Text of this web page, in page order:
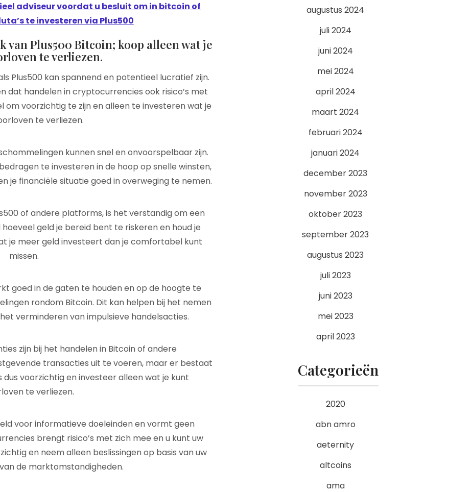
adviseur voordat u besluit om in bitcoin of
te investeren via Plus500
Plus500 Bitcoin; koop alleen wat je
te verliezen.
Plus500 kan spannend en potentieel lucratief zijn.
dat handelen in cryptocurrencies ook risico’s met
om voorzichtig te zijn en alleen te investeren wat je
te verliezen.
kunnen snel en onvoorspelbaar zijn.
te investeren in de hoop op snelle winsten,
je financiële situatie goed in overweging te nemen.
of andere platforms, is het verstandig om een
geld je bereid bent te riskeren en houd je
je meer geld investeert dan je comfortabel kunt
missen.
goed in de gaten te houden en op de hoogte te
rondom Bitcoin. Dit kan helpen bij het nemen
verminderen van impulsieve handelsacties.
zijn bij het handelen in Bitcoin of andere
transacties uit te voeren, maar er bestaat
dus voorzichtig en investeer alleen wat je kunt
te verliezen.
voor informatieve doeleinden en vormt geen
brengt risico’s met zich mee en u kunt uw
en neem alleen beslissingen op basis van uw
de marktomstandigheden.
augustus 2024
juli 2024
juni 2024
mei 2024
april 2024
maart 2024
februari 2024
januari 2024
december 2023
november 2023
oktober 2023
september 2023
augustus 2023
juli 2023
juni 2023
mei 2023
april 2023
Categorieën
2020
abn amro
aeternity
altcoins
ama